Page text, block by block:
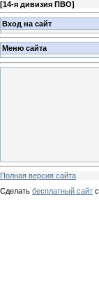
[14-я дивизия ПВО]
Вход на сайт
Меню сайта
Полная версия сайта
Сделать бесплатный сайт с